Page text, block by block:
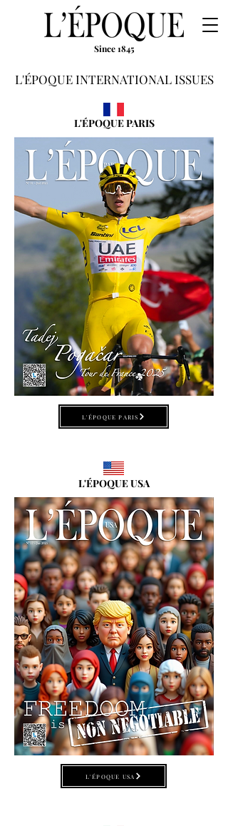
Since 1845
L'ÉPOQUE INTERNATIONAL ISSUES
L'ÉPOQUE PARIS
L'ÉPOQUE PARIS
L'ÉPOQUE USA
L'ÉPOQUE USA